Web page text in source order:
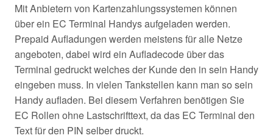
Mit Anbietern von Kartenzahlungssystemen können
über ein EC Terminal Handys aufgeladen werden.
Prepaid Aufladungen werden meistens für alle Netze
angeboten, dabei wird ein Aufladecode über das
Terminal gedruckt welches der Kunde den in sein Handy
eingeben muss. In vielen Tankstellen kann man so sein
Handy aufladen. Bei diesem Verfahren benötigen Sie
EC Rollen ohne Lastschrifttext, da das EC Terminal den
Text für den PIN selber druckt.